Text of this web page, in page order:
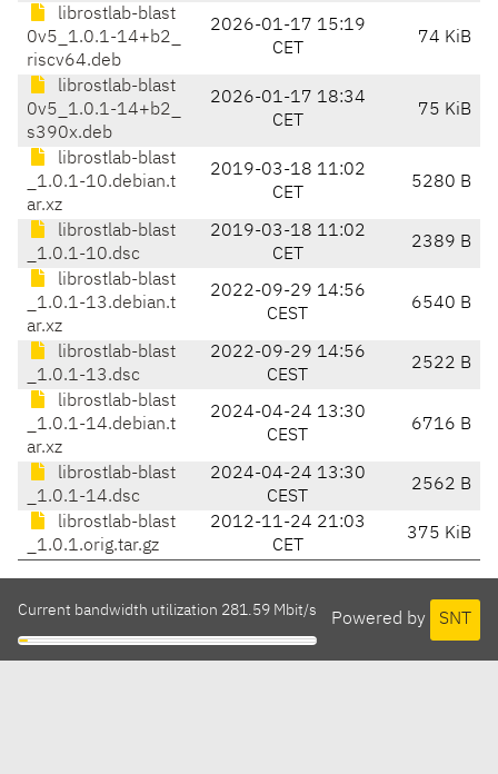
librostlab-blast
0v5_1.0.1-14+b2_
riscv64.deb
2026-01-17 15:19
CET
74 KiB
librostlab-blast
0v5_1.0.1-14+b2_
s390x.deb
2026-01-17 18:34
CET
75 KiB
librostlab-blast
_1.0.1-10.debian.t
ar.xz
2019-03-18 11:02
CET
5280 B
librostlab-blast
_1.0.1-10.dsc
2019-03-18 11:02
CET
2389 B
librostlab-blast
_1.0.1-13.debian.t
ar.xz
2022-09-29 14:56
CEST
6540 B
librostlab-blast
_1.0.1-13.dsc
2022-09-29 14:56
CEST
2522 B
librostlab-blast
_1.0.1-14.debian.t
ar.xz
2024-04-24 13:30
CEST
6716 B
librostlab-blast
_1.0.1-14.dsc
2024-04-24 13:30
CEST
2562 B
librostlab-blast
_1.0.1.orig.tar.gz
2012-11-24 21:03
CET
375 KiB
Powered by SNT
Current bandwidth utilization 281.59 Mbit/s